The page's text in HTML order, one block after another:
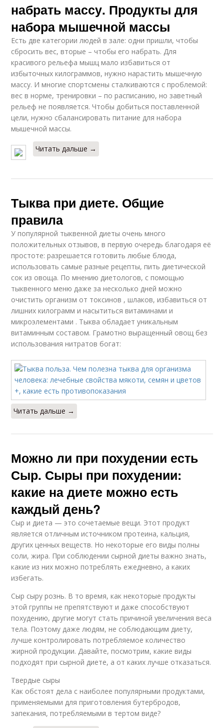
набрать массу. Продукты для
набора мышечной массы
Есть две категории людей в зале: одни пришли, чтобы
сбросить вес, вторые – чтобы его набрать. Для
красивого рельефа мышц мало избавиться от
избыточных килограммов, нужно нарастить мышечную
массу. И многие спортсмены сталкиваются с проблемой:
вес в норме, тренировки – по расписанию, но заветный
рельеф не появляется. Чтобы добиться поставленной
цели, нужно сбалансировать питание для набора
мышечной массы.
Читать дальше →
Тыква при диете. Общие
правила
У популярной тыквенной диеты очень много
положительных отзывов, в первую очередь благодаря её
простоте: разрешается готовить любые блюда,
использовать самые разные рецепты, пить диетической
сок из овоща. По мнению диетологов, с помощью
тыквенного меню даже за несколько дней можно
очистить организм от токсинов , шлаков, избавиться от
лишних килограмм и насытиться витаминами и
микроэлементами . Тыква обладает уникальным
витаминным составом. Грамотно выращенный овощ без
использования нитратов богат:
Читать дальше →
Можно ли при похудении есть
Сыр. Сыры при похудении:
какие на диете можно есть
каждый день?
Сыр и диета — это сочетаемые вещи. Этот продукт
является отличным источником протеина, кальция,
других ценных веществ. Но некоторые его виды полны
соли, жира. При соблюдении сырной диеты важно знать,
какие из них можно потреблять ежедневно, а каких
избегать.
Сыр сыру рознь. В то время, как некоторые продукты
этой группы не препятствуют и даже способствуют
похудению, другие могут стать причиной увеличения веса
тела. Поэтому даже людям, не соблюдающим диету,
лучше контролировать потребляемое количество
жирной продукции. Давайте, посмотрим, какие виды
подходят при сырной диете, а от каких лучше отказаться.
Твердые сыры
Как обстоят дела с наиболее популярными продуктами,
применяемыми для приготовления бутербродов,
запекания, потребляемыми в тертом виде?